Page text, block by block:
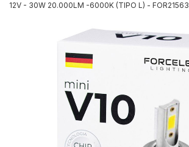
12V - 30W 20.000LM -6000K (TIPO L) - FOR21563